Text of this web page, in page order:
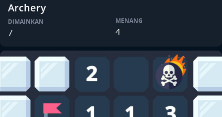
Archery
DIMAINKAN
7
MENANG
4